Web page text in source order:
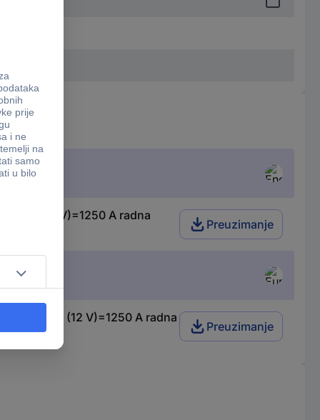
(12 V)=1250 A radna
Preuzimanje
pri startu (12 V)=1250 A radna
Preuzimanje